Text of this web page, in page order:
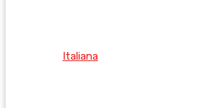
Italiana